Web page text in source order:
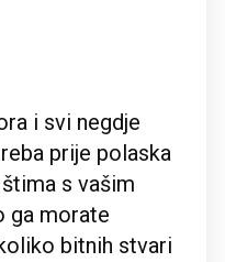
i svi negdje
prije polaska
s vašim
ga morate
bitnih stvari